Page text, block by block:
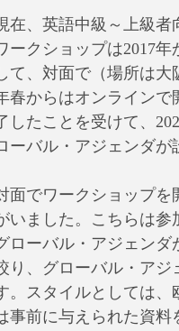
在、英語中級～上級者
ークショップは2017年
て、対面で（場所は
春からはオンラインで
したことを受けて、
ーバル・アジェンダが
面でワークショップ
いました。こちらは
ローバル・アジェン
り、グローバル・アジ
。スタイルとしては、
事前に与えられた資